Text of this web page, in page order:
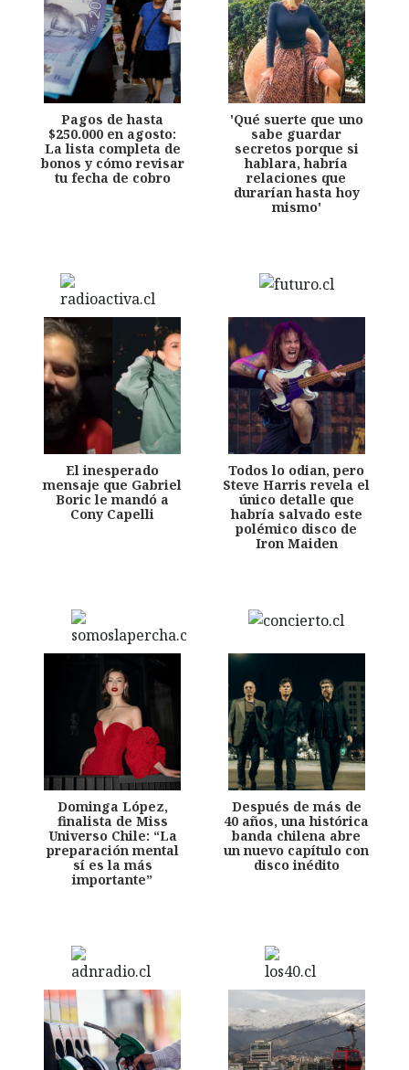
Pagos de hasta
$250.000 en agosto:
La lista completa de
bonos y cómo revisar
tu fecha de cobro
'Qué suerte que uno
sabe guardar
secretos porque si
hablara, habría
relaciones que
durarían hasta hoy
mismo'
El inesperado
mensaje que Gabriel
Boric le mandó a
Cony Capelli
Todos lo odian, pero
Steve Harris revela el
único detalle que
habría salvado este
polémico disco de
Iron Maiden
Dominga López,
finalista de Miss
Universo Chile: “La
preparación mental
sí es la más
importante”
Después de más de
40 años, una histórica
banda chilena abre
un nuevo capítulo con
disco inédito